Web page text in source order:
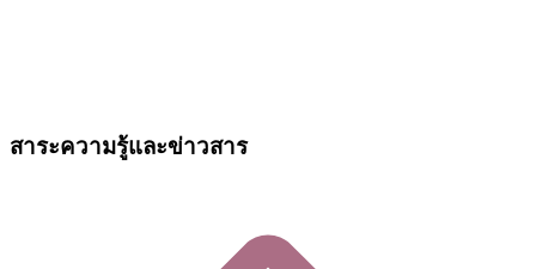
สาระความรู้และข่าวสาร